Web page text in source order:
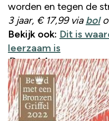
worden en tegen de
3 jaar, € 17,99 via bol
Bekijk ook: Dit is
leerzaam is
De meisjes